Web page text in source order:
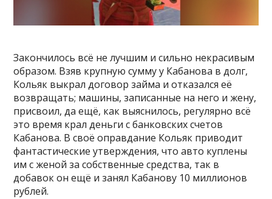
Закончилось всё не лучшим и сильно некрасивым
образом. Взяв крупную сумму у Кабанова в долг,
Кольяк выкрал договор займа и отказался её
возвращать; машины, записанные на него и жену,
присвоил, да ещё, как выяснилось, регулярно всё
это время крал деньги с банковских счетов
Кабанова. В своё оправдание Кольяк приводит
фантастические утверждения, что авто куплены
им с женой за собственные средства, так в
добавок он ещё и занял Кабанову 10 миллионов
рублей.